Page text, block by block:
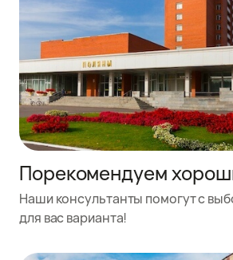
Порекомендуем
Наши консультанты помогут с
для вас варианта!